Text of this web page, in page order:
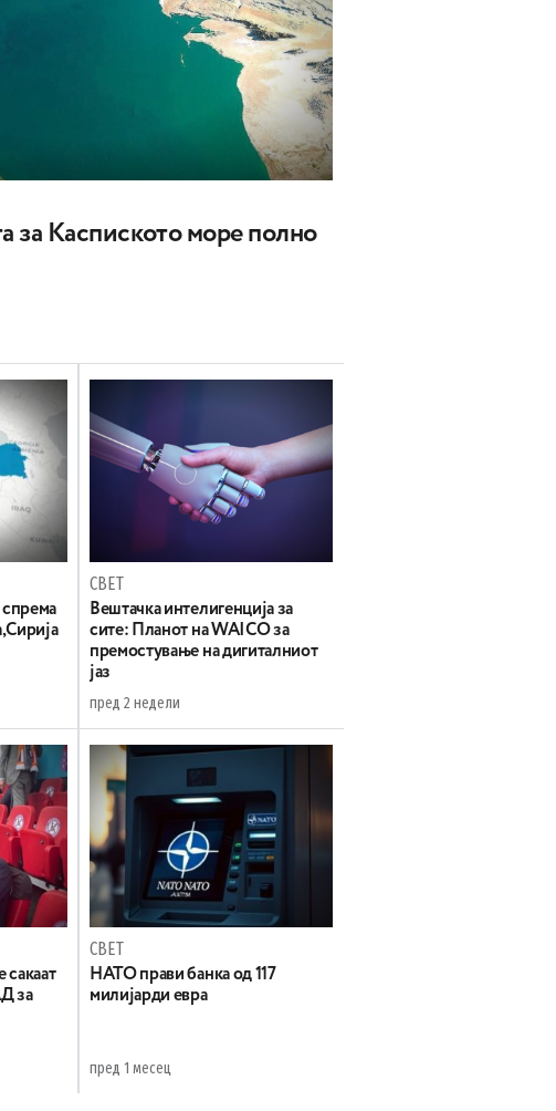
за Каспиското море полно
СВЕТ
Вештачка интелигенција за
сите: Планот на WAICO за
премостување на дигиталниот
јаз
пред 2 недели
сакаат
за
СВЕТ
НАТО прави банка од 117
милијарди евра
пред 1 месец